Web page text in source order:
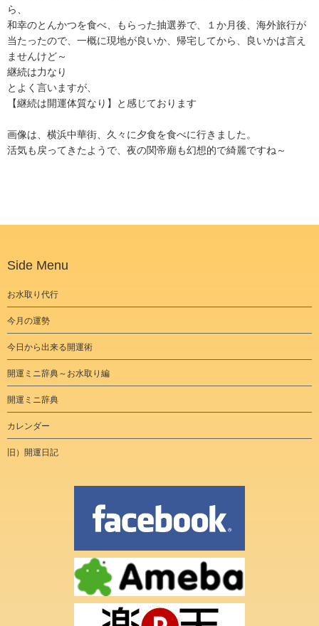
ら、
和幸のとんかつを食べ、もらった抽選券で、１か月後、海外旅行が
当たったので、一概に現地が良いか、帰宅してから、良いかは言え
ませんけど～
継続は力なり
とよく言いますが、
【継続は開運体質なり】と感じております
画像は、横浜中華街、久々に夕食を食べに行きました。
活気も戻ってきたようで、夜の関帝廟も幻想的で綺麗ですね～
Side Menu
お水取り代行
今月の運勢
今日から出来る開運術
開運ミニ辞典～お水取り編
開運ミニ辞典
カレンダー
旧）開運日記